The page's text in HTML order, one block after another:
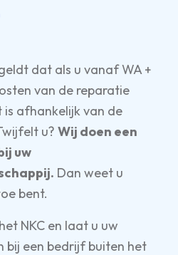
dat als u vanaf WA +
van de reparatie
afhankelijk van de
u? Wij doen een
uw
Dan weet u
bent.
NKC en laat u uw
bij een bedrijf buiten het